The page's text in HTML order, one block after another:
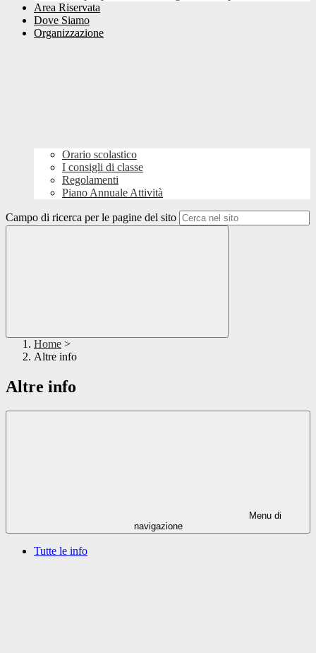
Area Riservata
Dove Siamo
Organizzazione
Orario scolastico
I consigli di classe
Regolamenti
Piano Annuale Attività
Campo di ricerca per le pagine del sito
Home >
Altre info
Altre info
Menu di
navigazione
Tutte le info